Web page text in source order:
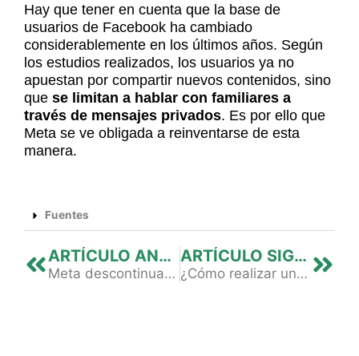
Hay que tener en cuenta que la base de
usuarios de Facebook ha cambiado
considerablemente en los últimos años. Según
los estudios realizados, los usuarios ya no
apuestan por compartir nuevos contenidos, sino
que se limitan a hablar con familiares a
través de mensajes privados. Es por ello que
Meta se ve obligada a reinventarse de esta
manera.
Fuentes
Previo ARTÍCULO ANTERIOR
Meta descontinuará artículos instantáneos de Facebook
ARTÍCULO SIGUIENTE
¿Cómo realizar una estrategia de marketing digital en 2023?